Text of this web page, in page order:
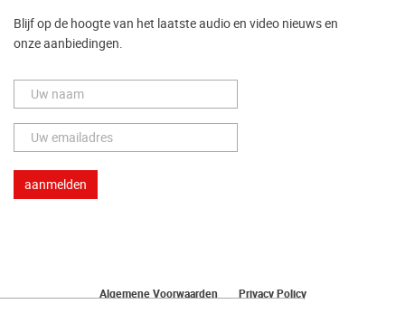
Blijf op de hoogte van het laatste audio en video nieuws en
onze aanbiedingen.
Algemene Voorwaarden
Privacy Policy